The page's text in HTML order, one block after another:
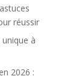
réussir
à
2026 :